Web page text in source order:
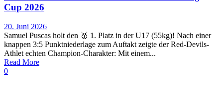
Cup 2026
20. Juni 2026
Samuel Puscas holt den 🥇 1. Platz in der U17 (55kg)! Nach einer
knappen 3:5 Punktniederlage zum Auftakt zeigte der Red-Devils-
Athlet echten Champion-Charakter: Mit einem...
Read More
0